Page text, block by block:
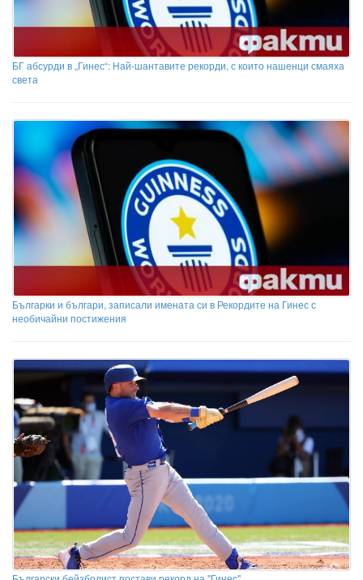
БГ абсурди в „Гинес“: Най-шантавите рекорди, с които нашенци смаяха
света
Българки и българи, записали имената си в Рекордите на Гинес с
необичайни постижения